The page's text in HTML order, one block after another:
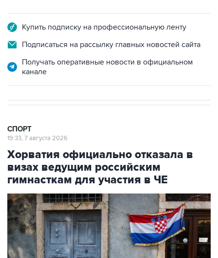
Купить подписку на профессиональную ленту
Подписаться на рассылку главных новостей сайта
Получать оперативные новости в официальном
канале
СПОРТ
19:33, 7 августа 2026
Хорватия официально отказала в
визах ведущим российским
гимнасткам для участия в ЧЕ